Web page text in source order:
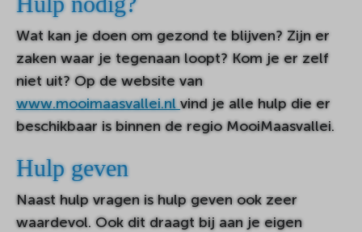
Wat kan je doen om gezond te blijven? Zijn er
zaken waar je tegenaan loopt? Kom je er zelf
niet uit? Op de website van
www.mooimaasvallei.nlvind je alle hulp die er
beschikbaar is binnen de regio MooiMaasvallei.
Hulp geven
Naast hulp vragen is hulp geven ook zeer
waardevol. Ook dit draagt bij aan je eigen